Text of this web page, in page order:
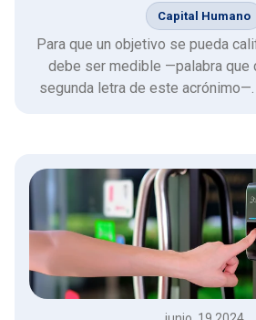
Capital Humano
Para que un objetivo se pueda
debe ser medible —palabra que
segunda letra de este